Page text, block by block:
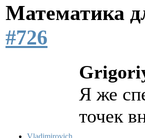
Математика
#726
Vladimirovich
Я же
точек